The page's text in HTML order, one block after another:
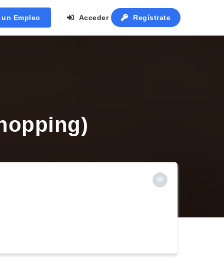
Empleo Acceder Regístrate